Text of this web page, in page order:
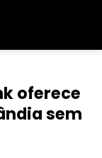
oferece
sem